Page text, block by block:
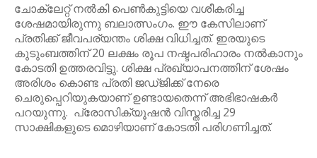
ചോക്ലേറ്റ് നൽകി പെൺകുട്ടിയെ വശീകരിച്ച
ശേഷമായിരുന്നു ബലാത്സംഗം. ഈ കേസിലാണ്
പ്രതിക്ക് ജീവപര്യന്തം ശിക്ഷ വിധിച്ചത്. ഇരയുടെ
കുടുംബത്തിന് 20 ലക്ഷം രൂപ നഷ്ടപരിഹാരം നൽകാനും
കോടതി ഉത്തരവിട്ടു. ശിക്ഷ പ്രഖ്യാപനത്തിന് ശേഷം
അരിശം കൊണ്ട പ്രതി ജഡ്ജിക്ക് നേരെ
ചെരുപ്പെറിയുകയാണ് ഉണ്ടായതെന്ന് അഭിഭാഷകർ
പറയുന്നു. പ്രോസിക്യൂഷൻ വിസ്തരിച്ച 29
സാക്ഷികളുടെ മൊഴിയാണ് കോടതി പരിഗണിച്ചത്.